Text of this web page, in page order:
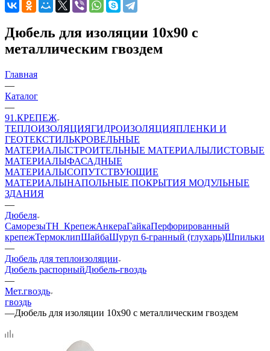
Дюбель для изоляции 10х90 с
металлическим гвоздем
Главная
—
Каталог
—
91.КРЕПЕЖ
ТЕПЛОИЗОЛЯЦИЯГИДРОИЗОЛЯЦИЯПЛЕНКИ И
ГЕОТЕКСТИЛЬКРОВЕЛЬНЫЕ
МАТЕРИАЛЫСТРОИТЕЛЬНЫЕ МАТЕРИАЛЫЛИСТОВЫЕ
МАТЕРИАЛЫФАСАДНЫЕ
МАТЕРИАЛЫСОПУТСТВУЮЩИЕ
МАТЕРИАЛЫНАПОЛЬНЫЕ ПОКРЫТИЯ МОДУЛЬНЫЕ
ЗДАНИЯ
—
Дюбеля
СаморезыТН_КрепежАнкераГайкаПерфорированный
крепежТермоклипШайбаШуруп 6-гранный (глухарь)Шпильки
—
Дюбель для теплоизоляции
Дюбель распорныйДюбель-гвоздь
—
Мет.гвоздь
гвоздь
—Дюбель для изоляции 10х90 с металлическим гвоздем